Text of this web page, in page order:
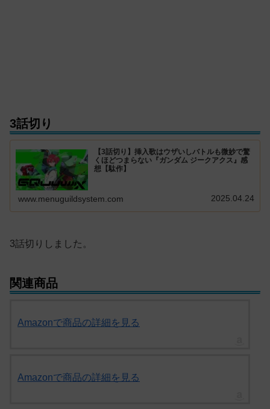
3話切り
【3話切り】挿入歌はウザいしバトルも微妙で驚
くほどつまらない『ガンダム ジークアクス』感
想【駄作】
www.menuguildsystem.com 2025.04.24
3話切りしました。
関連商品
Amazonで商品の詳細を見る
Amazonで商品の詳細を見る